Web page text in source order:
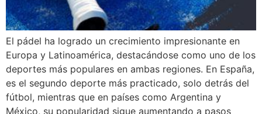
El pádel ha logrado un crecimiento impresionante en
Europa y Latinoamérica, destacándose como uno de los
deportes más populares en ambas regiones. En España,
es el segundo deporte más practicado, solo detrás del
fútbol, mientras que en países como Argentina y
México, su popularidad sigue aumentando a pasos